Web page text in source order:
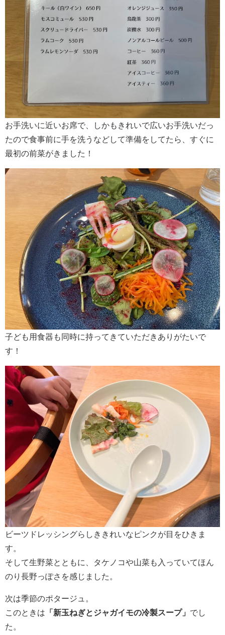
お手洗いに近いお席で、しかもきれいで広いお手洗いだっ
たので食事前に手を洗うなどして準備をしてたら、すぐに
最初の前菜がきました！
子ども用食器も同時に持ってきていただきありがたいで
す！
ビーツドレッシングらしききれいなピンクが目をひきま
す。
そして生野菜とともに、タケノコや山菜も入っていてほん
のり長野っぽさを感じました。
次は季節のポタージュ。
このときは 「新玉ねぎとジャガイモの冷製スープ」 でし
た。